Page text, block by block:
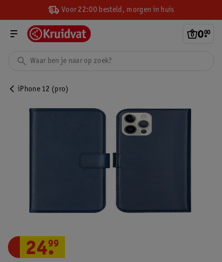
Voor 22:00 besteld, morgen in huis
0.
00
iPhone 12 (pro)
24.
99